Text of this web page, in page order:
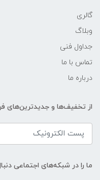
گالری
وبلاگ
جداول فنی
تماس با ما
درباره ما
از تخفیف‌ها و جدیدترین‌های
ما را در شبکه‌های اجتماعی